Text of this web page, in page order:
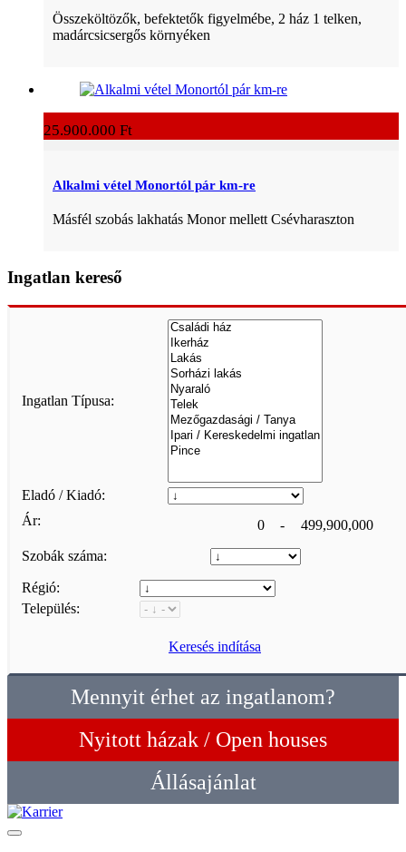
Összeköltözők, befektetők figyelmébe, 2 ház 1 telken,
madárcsicsergős környéken
25.900.000 Ft
Alkalmi vétel Monortól pár km-re
Másfél szobás lakhatás Monor mellett Csévharaszton
Ingatlan kereső
Ingatlan Típusa:
Eladó / Kiadó:
Ár:
0 -
499,900,000
Szobák száma:
Régió:
Település:
Keresés indítása
Mennyit érhet az ingatlanom?
Nyitott házak / Open houses
Állásajánlat